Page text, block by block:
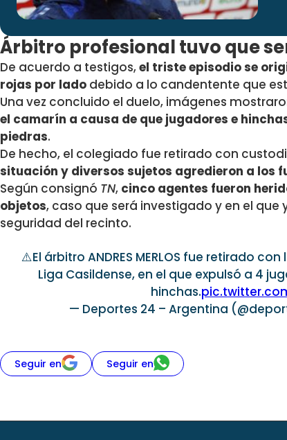
Árbitro profesional tuvo que
De acuerdo a testigos,el triste episodio se
rojas por lado debido a lo candentente que
Una vez concluido el duelo, imágenes
el camarín a causa de que jugadores e
piedras.
De hecho, el colegiado fue retirado con
situación y diversos sujetos agredieron a los
Según consignó TN, cinco agentes fueron
objetos, caso que será investigado y en el
seguridad del recinto.
⚠️El árbitro ANDRES MERLOS fue retirado
Liga Casildense, en el que expulsó a 4
hinchas.
— Deportes 24 – Argentina
Seguir en Seguir en